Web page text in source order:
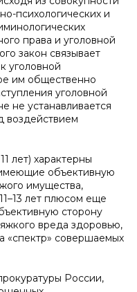
психологических и
права и уголовной
закон связывает
уголовной
им общественно
уголовной
не устанавливается
воздействием
лет) характерны
объективную
имущества,
лет плюсом еще
сторону
вреда здоровью,
«спектр» совершаемых
России,